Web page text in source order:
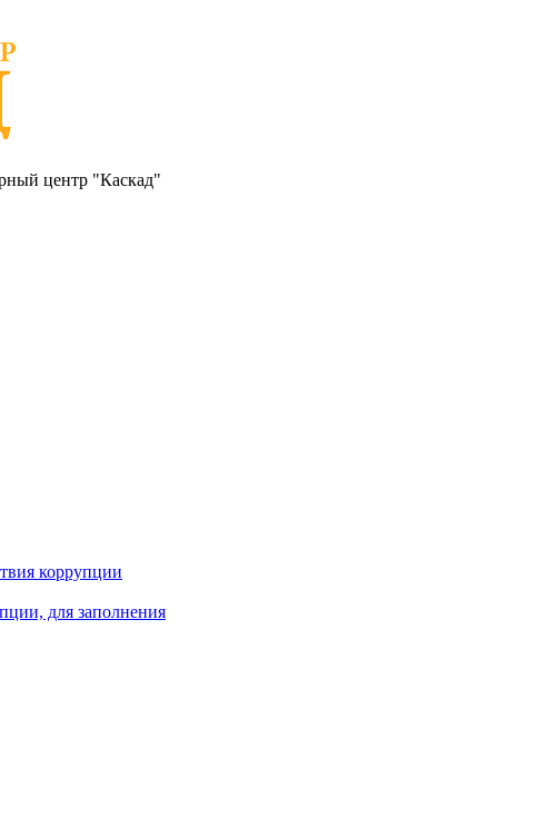
центр "Каскад"
коррупции
для заполнения